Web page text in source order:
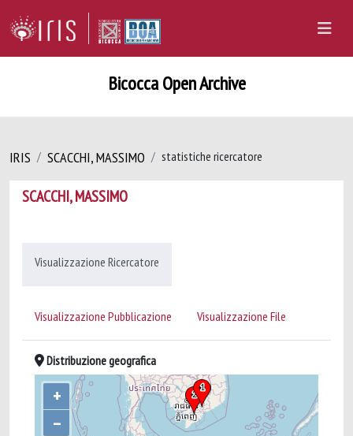
Bicocca Open Archive
IRIS SCACCHI, MASSIMO statistiche ricercatore
SCACCHI, MASSIMO
Visualizzazione Ricercatore
Visualizzazione Pubblicazione Visualizzazione File
Distribuzione geografica
+
–